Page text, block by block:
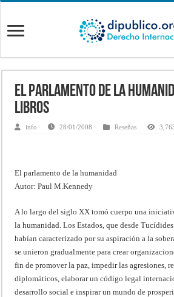
El parlamento de la
Libros
info 28/01/2008 Reseñas
El parlamento de la humanidad
Autor: Paul M.Kennedy
A lo largo del siglo XX tomó cuerpo una
la humanidad. Los Estados, que desde
habían caracterizado por su aspiración a la
se unieron gradualmente para crear
fin de promover la paz, impedir las agresiones,
diplomáticos, elaborar un código legal
desarrollo social e inspirar un mundo de